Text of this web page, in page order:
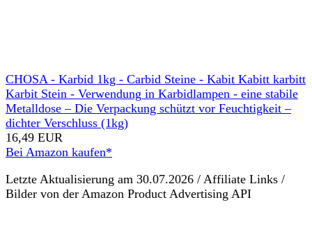
CHOSA - Karbid 1kg - Carbid Steine - Kabit Kabitt karbitt
Karbit Stein - Verwendung in Karbidlampen - eine stabile
Metalldose – Die Verpackung schützt vor Feuchtigkeit –
dichter Verschluss (1kg)
16,49 EUR
Bei Amazon kaufen*
Letzte Aktualisierung am 30.07.2026 / Affiliate Links /
Bilder von der Amazon Product Advertising API